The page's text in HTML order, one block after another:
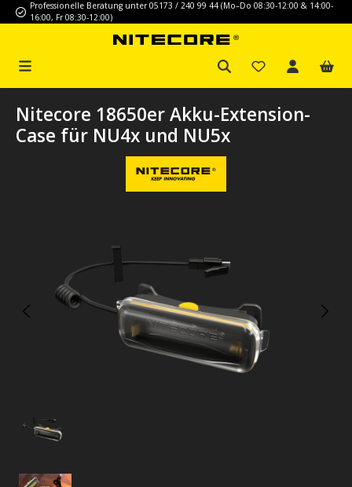
Zum Hauptinhalt springen
Professionelle Beratung unter 05173 / 240 99 44 (Mo–Do 08:30-12:00 & 14:00-
16:00, Fr 08:30-12:00)
Nitecore 18650er Akku-Extension-
Case für NU4x und NU5x